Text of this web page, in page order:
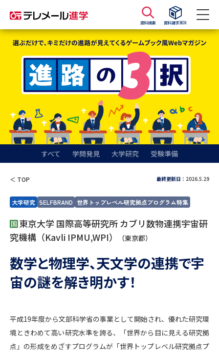
資料検索 資料請求BOX
資料検索
大学・短大の資料種類から請求
大学パンフ 学部・学科パンフ
総合型選抜・学校推薦型選抜 募
集要項＆願書
大学入学共通テスト利用選抜の
募集要項＆願書
大学・短大以外の資料から請求
専門学校の資料請求 大学院の資料請求
大学入学共通テスト「受験案
大学入学共通テスト「受験上の
配慮案内」の請求
高等学校卒業程度認定試験
高等学校（情報）教員資格認定
試験
すべて 学問発見 大学研究 受験準備
＜ TOP 最終更新日 ：2026.5.29
大学研究 SELFBRAND 世界トップレベル研究拠点プログラム特集
東京大学 国際高等研究所 カブリ数物連携宇宙研
究機構（Kavli IPMU,WPI）
（東京都）
数学と物理学、天文学の連携で宇
宙の謎を解き明かす！
平成19年度から文部科学省の事業として開始され、優れた研究環
境ときわめて高い研究水準を誇る、「世界から目に見える研究拠
点」の形成をめざすプログラムが「世界トップレベル研究拠点プ